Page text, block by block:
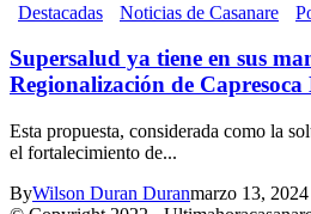
Destacadas Noticias de Casanare
Supersalud ya tiene en sus
Regionalización de Capresoca
Esta propuesta, considerada como la
el fortalecimiento de...
ByWilson Duran Duranmarzo 13, 2024